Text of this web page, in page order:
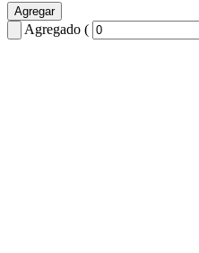
Agregar
Agregado (